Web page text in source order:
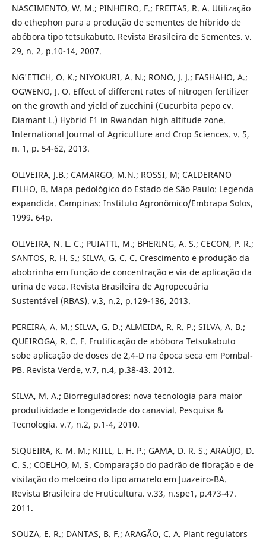
NASCIMENTO, W. M.; PINHEIRO, F.; FREITAS, R. A. Utilização
do ethephon para a produção de sementes de híbrido de
abóbora tipo tetsukabuto. Revista Brasileira de Sementes. v.
29, n. 2, p.10-14, 2007.
NG'ETICH, O. K.; NIYOKURI, A. N.; RONO, J. J.; FASHAHO, A.;
OGWENO, J. O. Effect of different rates of nitrogen fertilizer
on the growth and yield of zucchini (Cucurbita pepo cv.
Diamant L.) Hybrid F1 in Rwandan high altitude zone.
International Journal of Agriculture and Crop Sciences. v. 5,
n. 1, p. 54-62, 2013.
OLIVEIRA, J.B.; CAMARGO, M.N.; ROSSI, M; CALDERANO
FILHO, B. Mapa pedológico do Estado de São Paulo: Legenda
expandida. Campinas: Instituto Agronômico/Embrapa Solos,
1999. 64p.
OLIVEIRA, N. L. C.; PUIATTI, M.; BHERING, A. S.; CECON, P. R.;
SANTOS, R. H. S.; SILVA, G. C. C. Crescimento e produção da
abobrinha em função de concentração e via de aplicação da
urina de vaca. Revista Brasileira de Agropecuária
Sustentável (RBAS). v.3, n.2, p.129-136, 2013.
PEREIRA, A. M.; SILVA, G. D.; ALMEIDA, R. R. P.; SILVA, A. B.;
QUEIROGA, R. C. F. Frutificação de abóbora Tetsukabuto
sobe aplicação de doses de 2,4-D na época seca em Pombal-
PB. Revista Verde, v.7, n.4, p.38-43. 2012.
SILVA, M. A.; Biorreguladores: nova tecnologia para maior
produtividade e longevidade do canavial. Pesquisa &
Tecnologia. v.7, n.2, p.1-4, 2010.
SIQUEIRA, K. M. M.; KIILL, L. H. P.; GAMA, D. R. S.; ARAÚJO, D.
C. S.; COELHO, M. S. Comparação do padrão de floração e de
visitação do meloeiro do tipo amarelo em Juazeiro-BA.
Revista Brasileira de Fruticultura. v.33, n.spe1, p.473-47.
2011.
SOUZA, E. R.; DANTAS, B. F.; ARAGÃO, C. A. Plant regulators